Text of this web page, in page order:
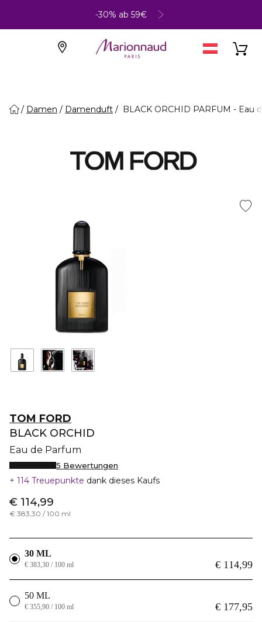
-30% ab 59€
Damen Damenduft BLACK ORCHID PARFUM - Eau
TOM FORD
BLACK ORCHID
Eau de Parfum
5 Bewertungen
114 Treuepunkte dank dieses Kaufs
€ 114,99
€ 383,30 / 100 ml
30 ML
€ 114,99
€ 383,30 / 100 ml
50 ML
€ 177,95
€ 355,90 / 100 ml